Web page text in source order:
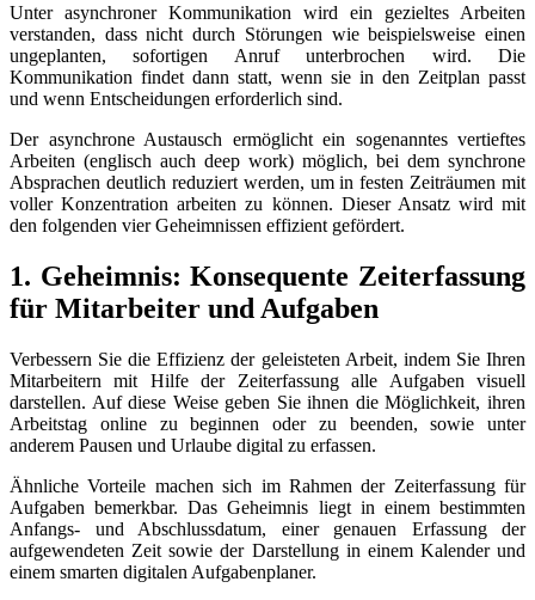
Unter asynchroner Kommunikation wird ein gezieltes Arbeiten
verstanden, dass nicht durch Störungen wie beispielsweise einen
ungeplanten, sofortigen Anruf unterbrochen wird. Die
Kommunikation findet dann statt, wenn sie in den Zeitplan passt
und wenn Entscheidungen erforderlich sind.
Der asynchrone Austausch ermöglicht ein sogenanntes vertieftes
Arbeiten (englisch auch deep work) möglich, bei dem synchrone
Absprachen deutlich reduziert werden, um in festen Zeiträumen mit
voller Konzentration arbeiten zu können. Dieser Ansatz wird mit
den folgenden vier Geheimnissen effizient gefördert.
1. Geheimnis: Konsequente Zeiterfassung
für Mitarbeiter und Aufgaben
Verbessern Sie die Effizienz der geleisteten Arbeit, indem Sie Ihren
Mitarbeitern mit Hilfe der Zeiterfassung alle Aufgaben visuell
darstellen. Auf diese Weise geben Sie ihnen die Möglichkeit, ihren
Arbeitstag online zu beginnen oder zu beenden, sowie unter
anderem Pausen und Urlaube digital zu erfassen.
Ähnliche Vorteile machen sich im Rahmen der Zeiterfassung für
Aufgaben bemerkbar. Das Geheimnis liegt in einem bestimmten
Anfangs- und Abschlussdatum, einer genauen Erfassung der
aufgewendeten Zeit sowie der Darstellung in einem Kalender und
einem smarten digitalen Aufgabenplaner.